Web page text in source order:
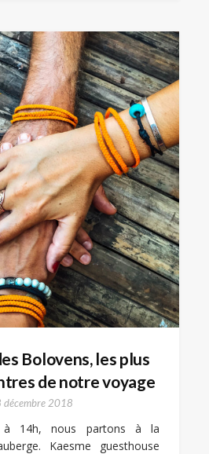
Bolovens, les plus
de notre voyage
décembre 2018
à 14h, nous partons à la
Kaesme guesthouse